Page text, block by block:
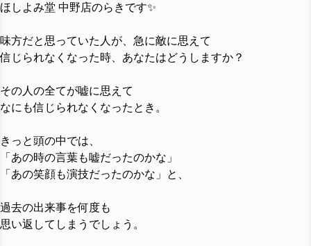
ほしよみ堂 中野店のらきです✨
味方だと思っていた人が、急に敵に思えて
信じられなくなった時、あなたはどうしますか？
その人の全てが嘘に思えて
なにも信じられなくなったとき。
きっと頭の中では、
「あの時の言葉も嘘だったのかな」
「あの笑顔も演技だったのかな」と、
過去の出来事を何度も
思い返してしまうでしょう。